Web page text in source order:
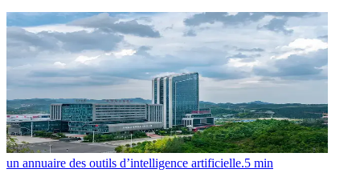
un annuaire des outils d’intelligence artificielle.5 min